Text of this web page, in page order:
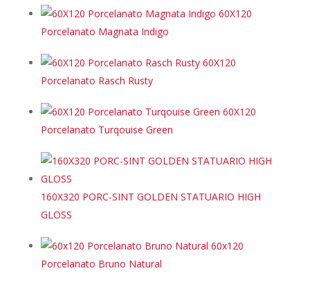
60X120
Porcelanato Magnata Indigo
60X120
Porcelanato Rasch Rusty
60X120
Porcelanato Turqouise Green
160X320 PORC-SINT GOLDEN STATUARIO HIGH
GLOSS
60x120
Porcelanato Bruno Natural